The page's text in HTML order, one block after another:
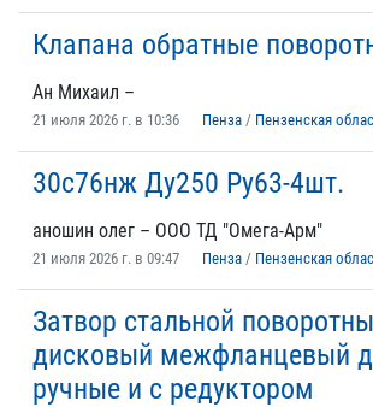
Клапана обратные
Ан Михаил –
21 июля 2026 г. в 10:36 Пенза / Пензенская
30с76нж Ду250 Ру63-4шт.
аношин олег – ООО ТД "Омега-Арм"
21 июля 2026 г. в 09:47 Пенза / Пензенская
Затвор стальной
дисковый межфланцевый
ручные и с редуктором